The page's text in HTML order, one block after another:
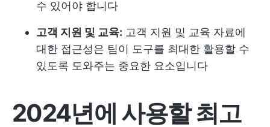
수 있어야 합니다
고객 지원 및 교육: 고객 지원 및 교육 자료에
대한 접근성은 팀이 도구를 최대한 활용할 수
있도록 도와주는 중요한 요소입니다
2024년에 사용할 최고